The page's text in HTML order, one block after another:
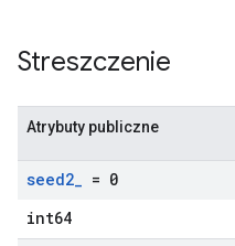
Streszczenie
Atrybuty publiczne
seed2_ = 0
int64